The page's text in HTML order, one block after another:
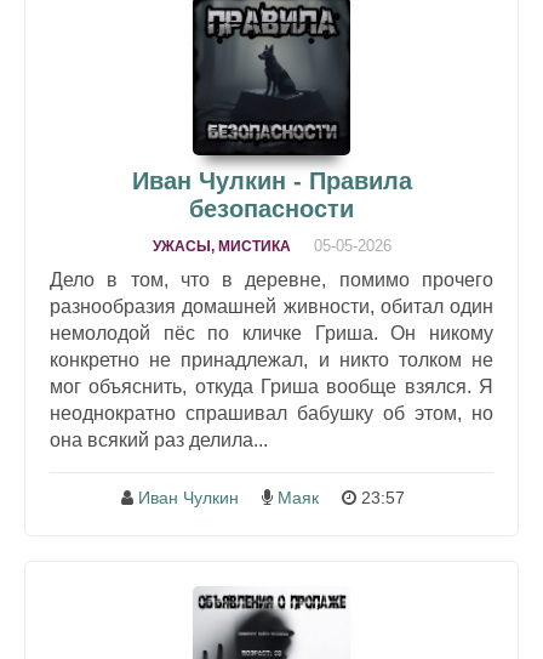
Иван Чулкин - Правила
безопасности
УЖАСЫ, МИСТИКА 05-05-2026
Дело в том, что в деревне, помимо прочего
разнообразия домашней живности, обитал один
немолодой пёс по кличке Гриша. Он никому
конкретно не принадлежал, и никто толком не
мог объяснить, откуда Гриша вообще взялся. Я
неоднократно спрашивал бабушку об этом, но
она всякий раз делила...
Иван Чулкин Маяк 23:57